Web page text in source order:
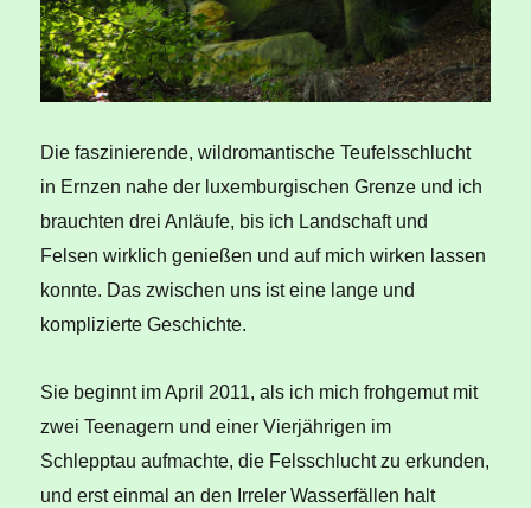
Die faszinierende, wildromantische Teufelsschlucht
in Ernzen nahe der luxemburgischen Grenze und ich
brauchten drei Anläufe, bis ich Landschaft und
Felsen wirklich genießen und auf mich wirken lassen
konnte. Das zwischen uns ist eine lange und
komplizierte Geschichte.
Sie beginnt im April 2011, als ich mich frohgemut mit
zwei Teenagern und einer Vierjährigen im
Schlepptau aufmachte, die Felsschlucht zu erkunden,
und erst einmal an den Irreler Wasserfällen halt